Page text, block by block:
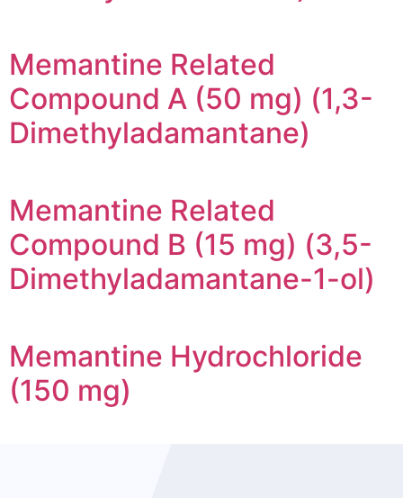
Memantine Related
Compound A (50 mg) (1,3-
Dimethyladamantane)
Memantine Related
Compound B (15 mg) (3,5-
Dimethyladamantane-1-ol)
Memantine Hydrochloride
(150 mg)